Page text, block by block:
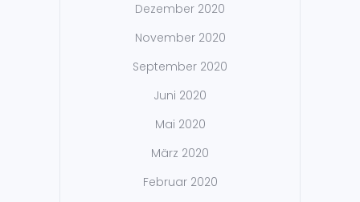
Dezember 2020
November 2020
September 2020
Juni 2020
Mai 2020
März 2020
Februar 2020